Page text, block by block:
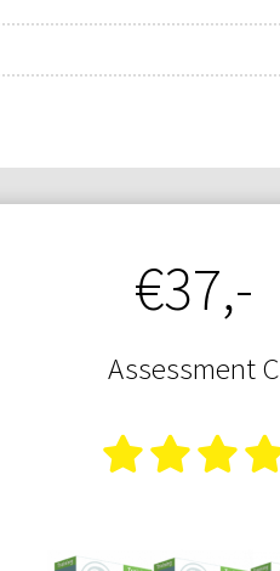
Assessment C
€37,-